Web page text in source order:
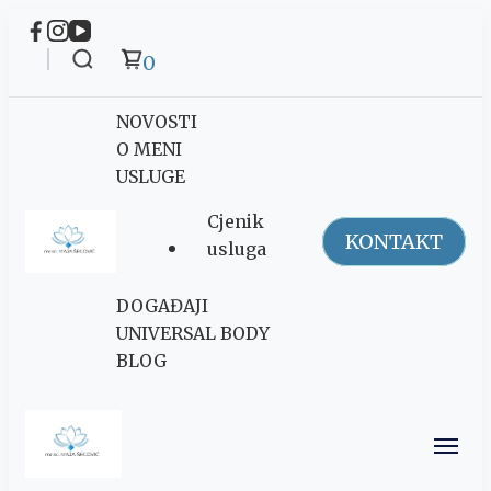
0
Maja Šegović
Ananda
NOVOSTI
O MENI
USLUGE
Cjenik
usluga
DOGAĐAJI
UNIVERSAL BODY
BLOG
KONTAKT